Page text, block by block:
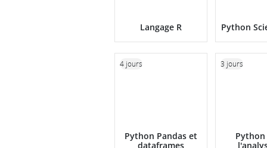
Langage R Python
Python Pandas et
dataframes
4 jours 3 jours